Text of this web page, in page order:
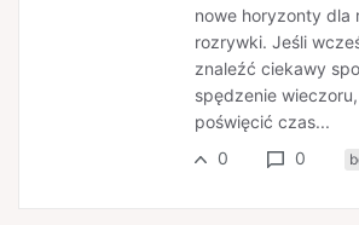
nowe horyzonty dla
rozrywki. Jeśli
znaleźć ciekawy
spędzenie
poświęcić czas...
0
0